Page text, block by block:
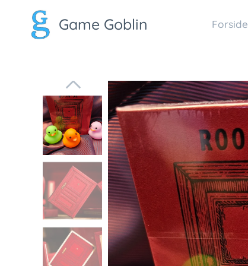
Game Goblin Forside